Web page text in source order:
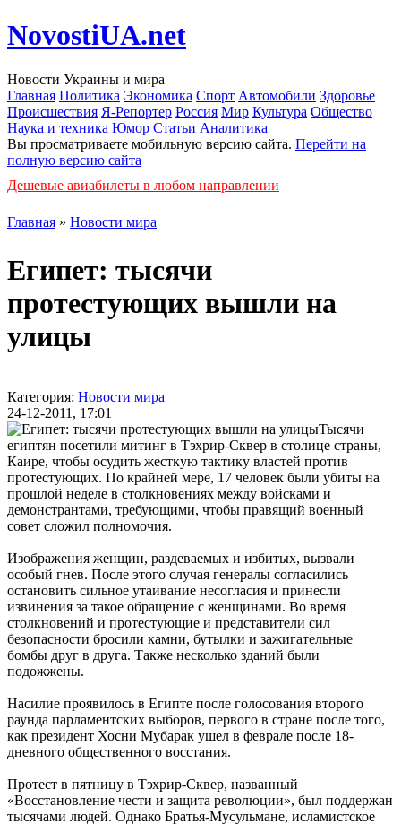
NovostiUA.net
Новости Украины и мира
Главная Политика Экономика Спорт Автомобили Здоровье
Происшествия Я-Репортер Россия Мир Культура Общество
Наука и техника Юмор Статьи Аналитика
Вы просматриваете мобильную версию сайта. Перейти на
полную версию сайта
Дешевые авиабилеты в любом направлении
Главная » Новости мира
Египет: тысячи
протестующих вышли на
улицы
Категория: Новости мира
24-12-2011, 17:01
Тысячи
египтян посетили митинг в Тэхрир-Сквер в столице страны,
Каире, чтобы осудить жесткую тактику властей против
протестующих. По крайней мере, 17 человек были убиты на
прошлой неделе в столкновениях между войсками и
демонстрантами, требующими, чтобы правящий военный
совет сложил полномочия.
Изображения женщин, раздеваемых и избитых, вызвали
особый гнев. После этого случая генералы согласились
остановить сильное утаивание несогласия и принесли
извинения за такое обращение с женщинами. Во время
столкновений и протестующие и представители сил
безопасности бросили камни, бутылки и зажигательные
бомбы друг в друга. Также несколько зданий были
подожжены.
Насилие проявилось в Египте после голосования второго
раунда парламентских выборов, первого в стране после того,
как президент Хосни Мубарак ушел в феврале после 18-
дневного общественного восстания.
Протест в пятницу в Тэхрир-Сквер, названный
«Восстановление чести и защита революции», был поддержан
тысячами людей. Однако Братья-Мусульмане, исламистское